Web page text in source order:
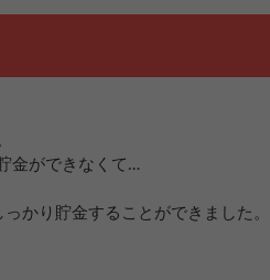
金ができなくて…
かり貯金することができました。